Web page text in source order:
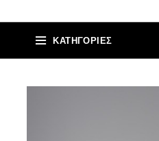
ΚΑΤΗΓΟΡΊΕΣ